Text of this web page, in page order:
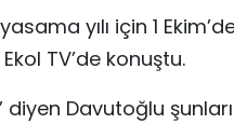
yılı için 1
TV’de konuştu.
Davutoğlu